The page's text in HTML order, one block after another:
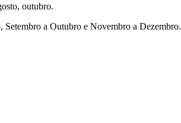
outubro.
Setembro a Outubro e Novembro a Dezembro.